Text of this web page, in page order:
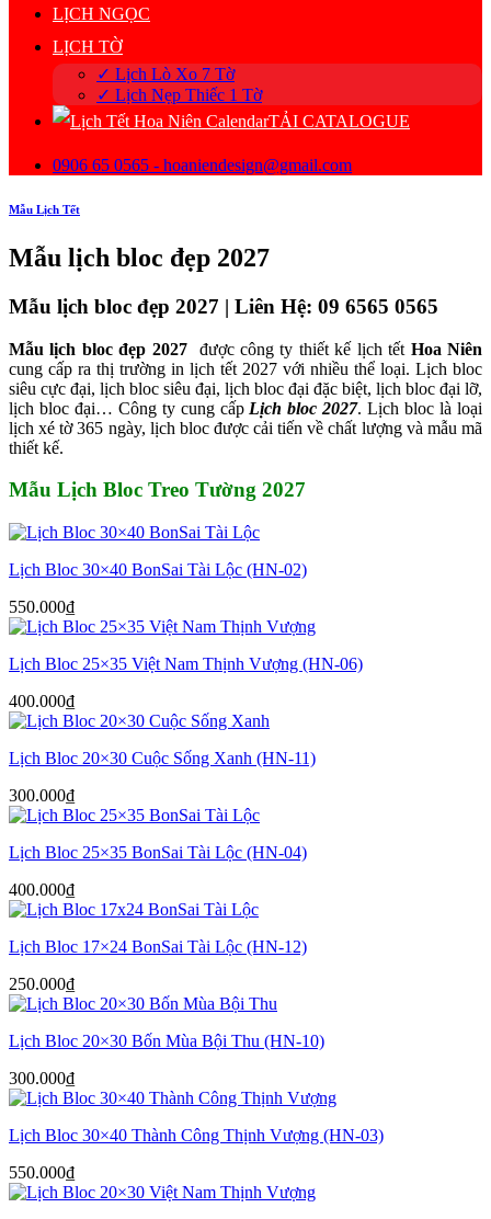
LỊCH NGỌC
LỊCH TỜ
✓ Lịch Lò Xo 7 Tờ
✓ Lịch Nẹp Thiếc 1 Tờ
TẢI CATALOGUE
0906 65 0565 - hoaniendesign@gmail.com
Mẫu Lịch Tết
Mẫu lịch bloc đẹp 2027
Mẫu lịch bloc đẹp 2027 | Liên Hệ: 09 6565 0565
Mẫu lịch bloc đẹp 2027được công ty thiết kế lịch tết Hoa Niên
cung cấp ra thị trường in lịch tết 2027 với nhiều thể loại. Lịch bloc
siêu cực đại, lịch bloc siêu đại, lịch bloc đại đặc biệt, lịch bloc đại lỡ,
lịch bloc đại… Công ty cung cấp Lịch bloc 2027. Lịch bloc là loại
lịch xé tờ 365 ngày, lịch bloc được cải tiến về chất lượng và mẫu mã
thiết kế.
Mẫu Lịch Bloc Treo Tường 2027
Lịch Bloc 30×40 BonSai Tài Lộc (HN-02)
550.000₫
Lịch Bloc 25×35 Việt Nam Thịnh Vượng (HN-06)
400.000₫
Lịch Bloc 20×30 Cuộc Sống Xanh (HN-11)
300.000₫
Lịch Bloc 25×35 BonSai Tài Lộc (HN-04)
400.000₫
Lịch Bloc 17×24 BonSai Tài Lộc (HN-12)
250.000₫
Lịch Bloc 20×30 Bốn Mùa Bội Thu (HN-10)
300.000₫
Lịch Bloc 30×40 Thành Công Thịnh Vượng (HN-03)
550.000₫